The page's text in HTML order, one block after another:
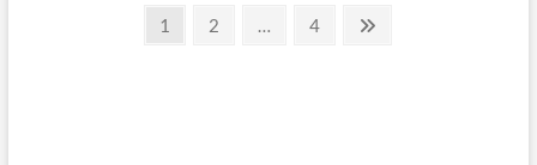
який
ПагинацияСтраница
1 Страница
2 … Страница
4